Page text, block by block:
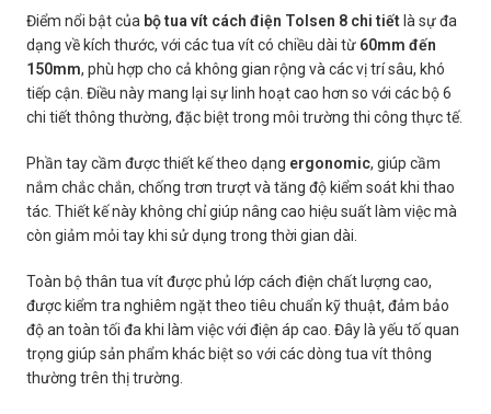
Điểm nổi bật của bộ tua vít cách điện Tolsen 8 chi tiết là sự đa
dạng về kích thước, với các tua vít có chiều dài từ 60mm đến
150mm, phù hợp cho cả không gian rộng và các vị trí sâu, khó
tiếp cận. Điều này mang lại sự linh hoạt cao hơn so với các bộ 6
chi tiết thông thường, đặc biệt trong môi trường thi công thực tế.
Phần tay cầm được thiết kế theo dạng ergonomic, giúp cầm
nắm chắc chắn, chống trơn trượt và tăng độ kiểm soát khi thao
tác. Thiết kế này không chỉ giúp nâng cao hiệu suất làm việc mà
còn giảm mỏi tay khi sử dụng trong thời gian dài.
Toàn bộ thân tua vít được phủ lớp cách điện chất lượng cao,
được kiểm tra nghiêm ngặt theo tiêu chuẩn kỹ thuật, đảm bảo
độ an toàn tối đa khi làm việc với điện áp cao. Đây là yếu tố quan
trọng giúp sản phẩm khác biệt so với các dòng tua vít thông
thường trên thị trường.